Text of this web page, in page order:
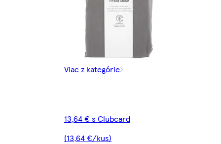
Viac z kategórie
13,64 € s Clubcard
(13,64 €/kus)